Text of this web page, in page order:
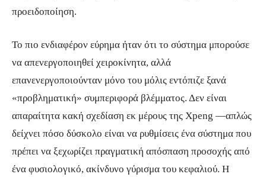
προειδοποίηση.
Το πιο ενδιαφέρον εύρημα ήταν ότι το σύστημα μπορούσε
να απενεργοποιηθεί χειροκίνητα, αλλά
επανενεργοποιούνταν μόνο του μόλις εντόπιζε ξανά
«προβληματική» συμπεριφορά βλέμματος. Δεν είναι
απαραίτητα κακή σχεδίαση εκ μέρους της Xpeng —απλώς
δείχνει πόσο δύσκολο είναι να ρυθμίσεις ένα σύστημα που
πρέπει να ξεχωρίζει πραγματική απόσπαση προσοχής από
ένα φυσιολογικό, ακίνδυνο γύρισμα του κεφαλιού. Η